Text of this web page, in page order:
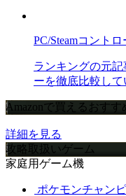
PC/Steamコント
ランキングの元
ーを徹底比較して
Amazonで買えるおすす
詳細を見る
攻略取扱いゲーム
家庭用ゲーム機
ポケモンチャン